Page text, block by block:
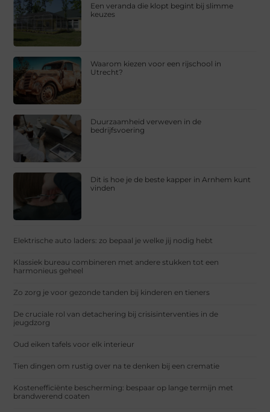
Een veranda die klopt begint bij slimme
keuzes
Waarom kiezen voor een rijschool in
Utrecht?
Duurzaamheid verweven in de
bedrijfsvoering
Dit is hoe je de beste kapper in Arnhem kunt
vinden
Elektrische auto laders: zo bepaal je welke jij nodig hebt
Klassiek bureau combineren met andere stukken tot een
harmonieus geheel
Zo zorg je voor gezonde tanden bij kinderen en tieners
De cruciale rol van detachering bij crisisinterventies in de
jeugdzorg
Oud eiken tafels voor elk interieur
Tien dingen om rustig over na te denken bij een crematie
Kostenefficiënte bescherming: bespaar op lange termijn met
brandwerend coaten